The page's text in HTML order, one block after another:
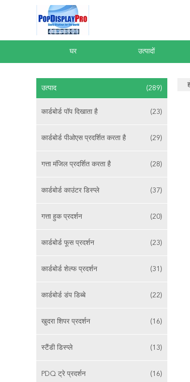
घर उत्पादों
उत्पाद (289)
कार्डबोर्ड पॉप दिखाता है (23)
कार्डबोर्ड पीओएस प्रदर्शित करता है (29)
गत्ता मंजिल प्रदर्शित करता है (28)
कार्डबोर्ड काउंटर डिस्प्ले (37)
गत्ता हुक प्रदर्शन (20)
कार्डबोर्ड फूस प्रदर्शन (23)
कार्डबोर्ड शेल्फ प्रदर्शन (31)
कार्डबोर्ड डंप डिब्बे (22)
खुदरा शिपर प्रदर्शन (16)
स्टैंडी डिस्प्ले (13)
PDQ ट्रे प्रदर्शन (16)